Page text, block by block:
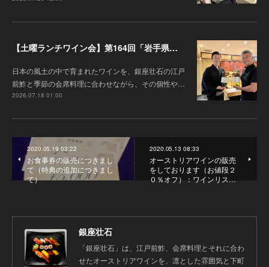
【土曜ランチワイン会】第164回「岩手県『高橋葡萄園』のワインと江戸前鮓」
日本の風土の中で育まれたワインを、銀座壮石の江戸
前鮓と季節の会席料理に合わせながら、その個性や…
2026.07.18 01:00
2020.05.19 03:22
お食事券の販売につきまし
て（特典の追加につきまし
て）
2020.05.13 08:33
オーストリアワインの販売
をしております（お値段２
０％オフ）：ワインリス…
銀座壮石
「銀座壮石」は、江戸前鮓、会席料理とそれに合わ
せたオーストリアワインを、凛とした雰囲気と下町